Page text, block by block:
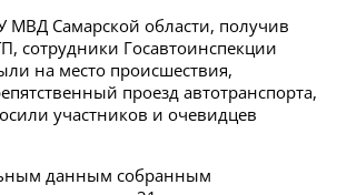
МВД Самарской области, получив
сотрудники Госавтоинспекции
на место происшествия,
проезд автотранспорта,
участников и очевидцев
данным собранным